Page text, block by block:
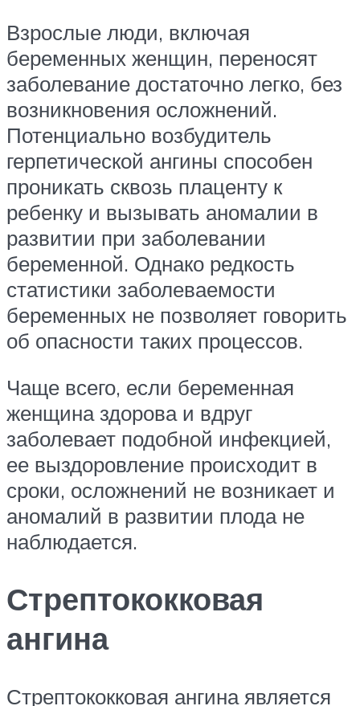
Взрослые люди, включая
беременных женщин, переносят
заболевание достаточно легко, без
возникновения осложнений.
Потенциально возбудитель
герпетической ангины способен
проникать сквозь плаценту к
ребенку и вызывать аномалии в
развитии при заболевании
беременной. Однако редкость
статистики заболеваемости
беременных не позволяет говорить
об опасности таких процессов.
Чаще всего, если беременная
женщина здорова и вдруг
заболевает подобной инфекцией,
ее выздоровление происходит в
сроки, осложнений не возникает и
аномалий в развитии плода не
наблюдается.
Стрептококковая
ангина
Стрептококковая ангина является